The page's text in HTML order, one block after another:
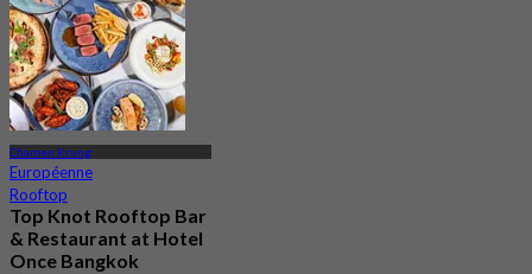
Charoen Krung
Européenne
Rooftop
Top Knot Rooftop Bar
& Restaurant at Hotel
Once Bangkok